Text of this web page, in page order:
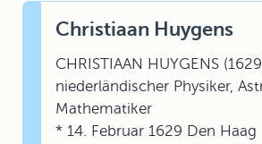
Christiaan Huygens
CHRISTIAAN HUYGENS
niederländischer Physiker,
Mathematiker
* 14. Februar 1629 Den Haag